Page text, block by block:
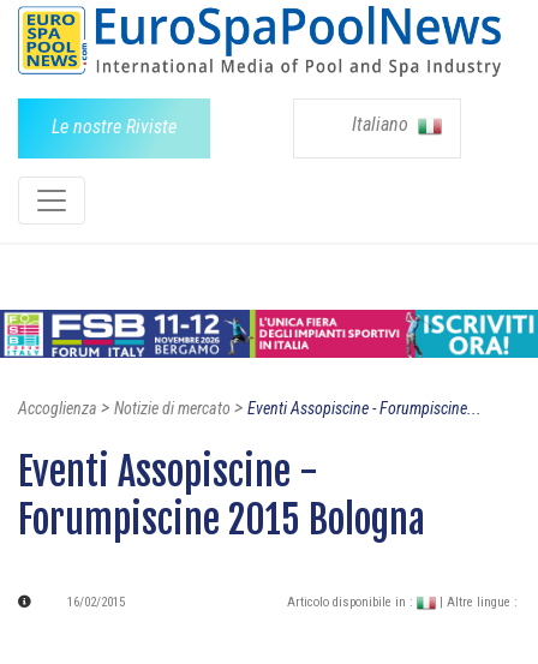
Le nostre Riviste Italiano
Accoglienza > Notizie di mercato > Eventi Assopiscine - Forumpiscine...
Eventi Assopiscine -
Forumpiscine 2015 Bologna
16/02/2015 Articolo disponibile in : | Altre lingue :